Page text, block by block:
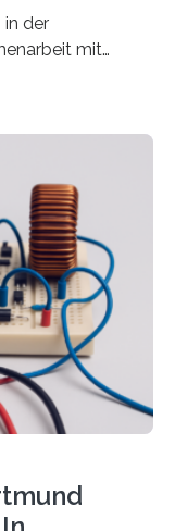
in der
mit
zu
einer
Euro.
des
Im
Neue
rasch in die